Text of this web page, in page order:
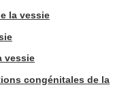
la vessie
vessie
congénitales de la